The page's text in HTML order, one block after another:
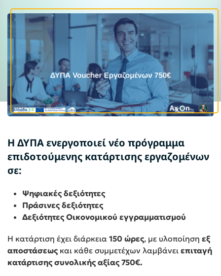
Η ΔΥΠΑ ενεργοποιεί νέο πρόγραμμα
επιδοτούμενης κατάρτισης εργαζομένων
σε:
Ψηφιακές δεξιότητες
Πράσινες δεξιότητες
Δεξιότητες Οικονομικού εγγραμματισμού
Η κατάρτιση έχει διάρκεια 150 ώρες, με υλοποίηση εξ
αποστάσεως και κάθε συμμετέχων λαμβάνει επιταγή
κατάρτισης συνολικής αξίας 750€.